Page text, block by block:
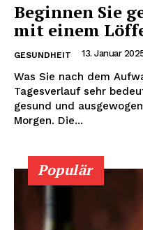
Beginnen Sie
mit einem
GESUNDHEIT 13. Januar
Was Sie nach dem
Tagesverlauf sehr
gesund und
Morgen. Die...
Populär